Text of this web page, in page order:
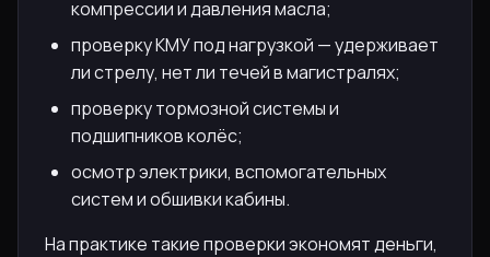
компрессии и давления масла;
проверку КМУ под нагрузкой — удерживает
ли стрелу, нет ли течей в магистралях;
проверку тормозной системы и
подшипников колёс;
осмотр электрики, вспомогательных
систем и обшивки кабины.
На практике такие проверки экономят деньги,